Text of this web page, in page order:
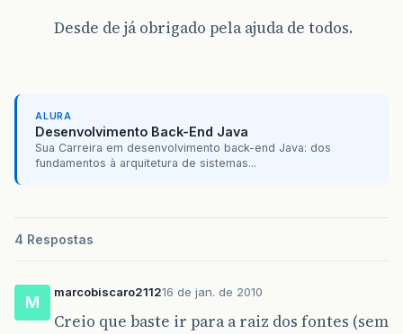
//Metodos para Excluir os Contatos
public
static void main
{
try
}
}
}
Desde de já obrigado pela ajuda de todos.
ALURA
Desenvolvimento Back-End Java
Sua Carreira em desenvolvimento back-end Java: dos
fundamentos à arquitetura de sistemas...
4 Respostas
M
marcobiscaro211216 de jan. de 2010
Creio que baste ir para a raiz dos fontes (sem